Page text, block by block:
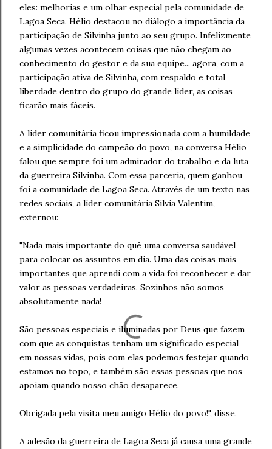
eles: melhorias e um olhar especial pela comunidade de
Lagoa Seca. Hélio destacou no diálogo a importância da
participação de Silvinha junto ao seu grupo. Infelizmente
algumas vezes acontecem coisas que não chegam ao
conhecimento do gestor e da sua equipe... agora, com a
participação ativa de Silvinha, com respaldo e total
liberdade dentro do grupo do grande líder, as coisas
ficarão mais fáceis.
A líder comunitária ficou impressionada com a humildade
e a simplicidade do campeão do povo, na conversa Hélio
falou que sempre foi um admirador do trabalho e da luta
da guerreira Silvinha. Com essa parceria, quem ganhou
foi a comunidade de Lagoa Seca. Através de um texto nas
redes sociais, a líder comunitária Silvia Valentim,
externou:
"Nada mais importante do quê uma conversa saudável
para colocar os assuntos em dia. Uma das coisas mais
importantes que aprendi com a vida foi reconhecer e dar
valor as pessoas verdadeiras. Sozinhos não somos
absolutamente nada!
São pessoas especiais e iluminadas por Deus que fazem
com que as conquistas tenham um significado especial
em nossas vidas, pois com elas podemos festejar quando
estamos no topo, e também são essas pessoas que nos
apoiam quando nosso chão desaparece.
Obrigada pela visita meu amigo Hélio do povo!", disse.
A adesão da guerreira de Lagoa Seca já causa uma grande